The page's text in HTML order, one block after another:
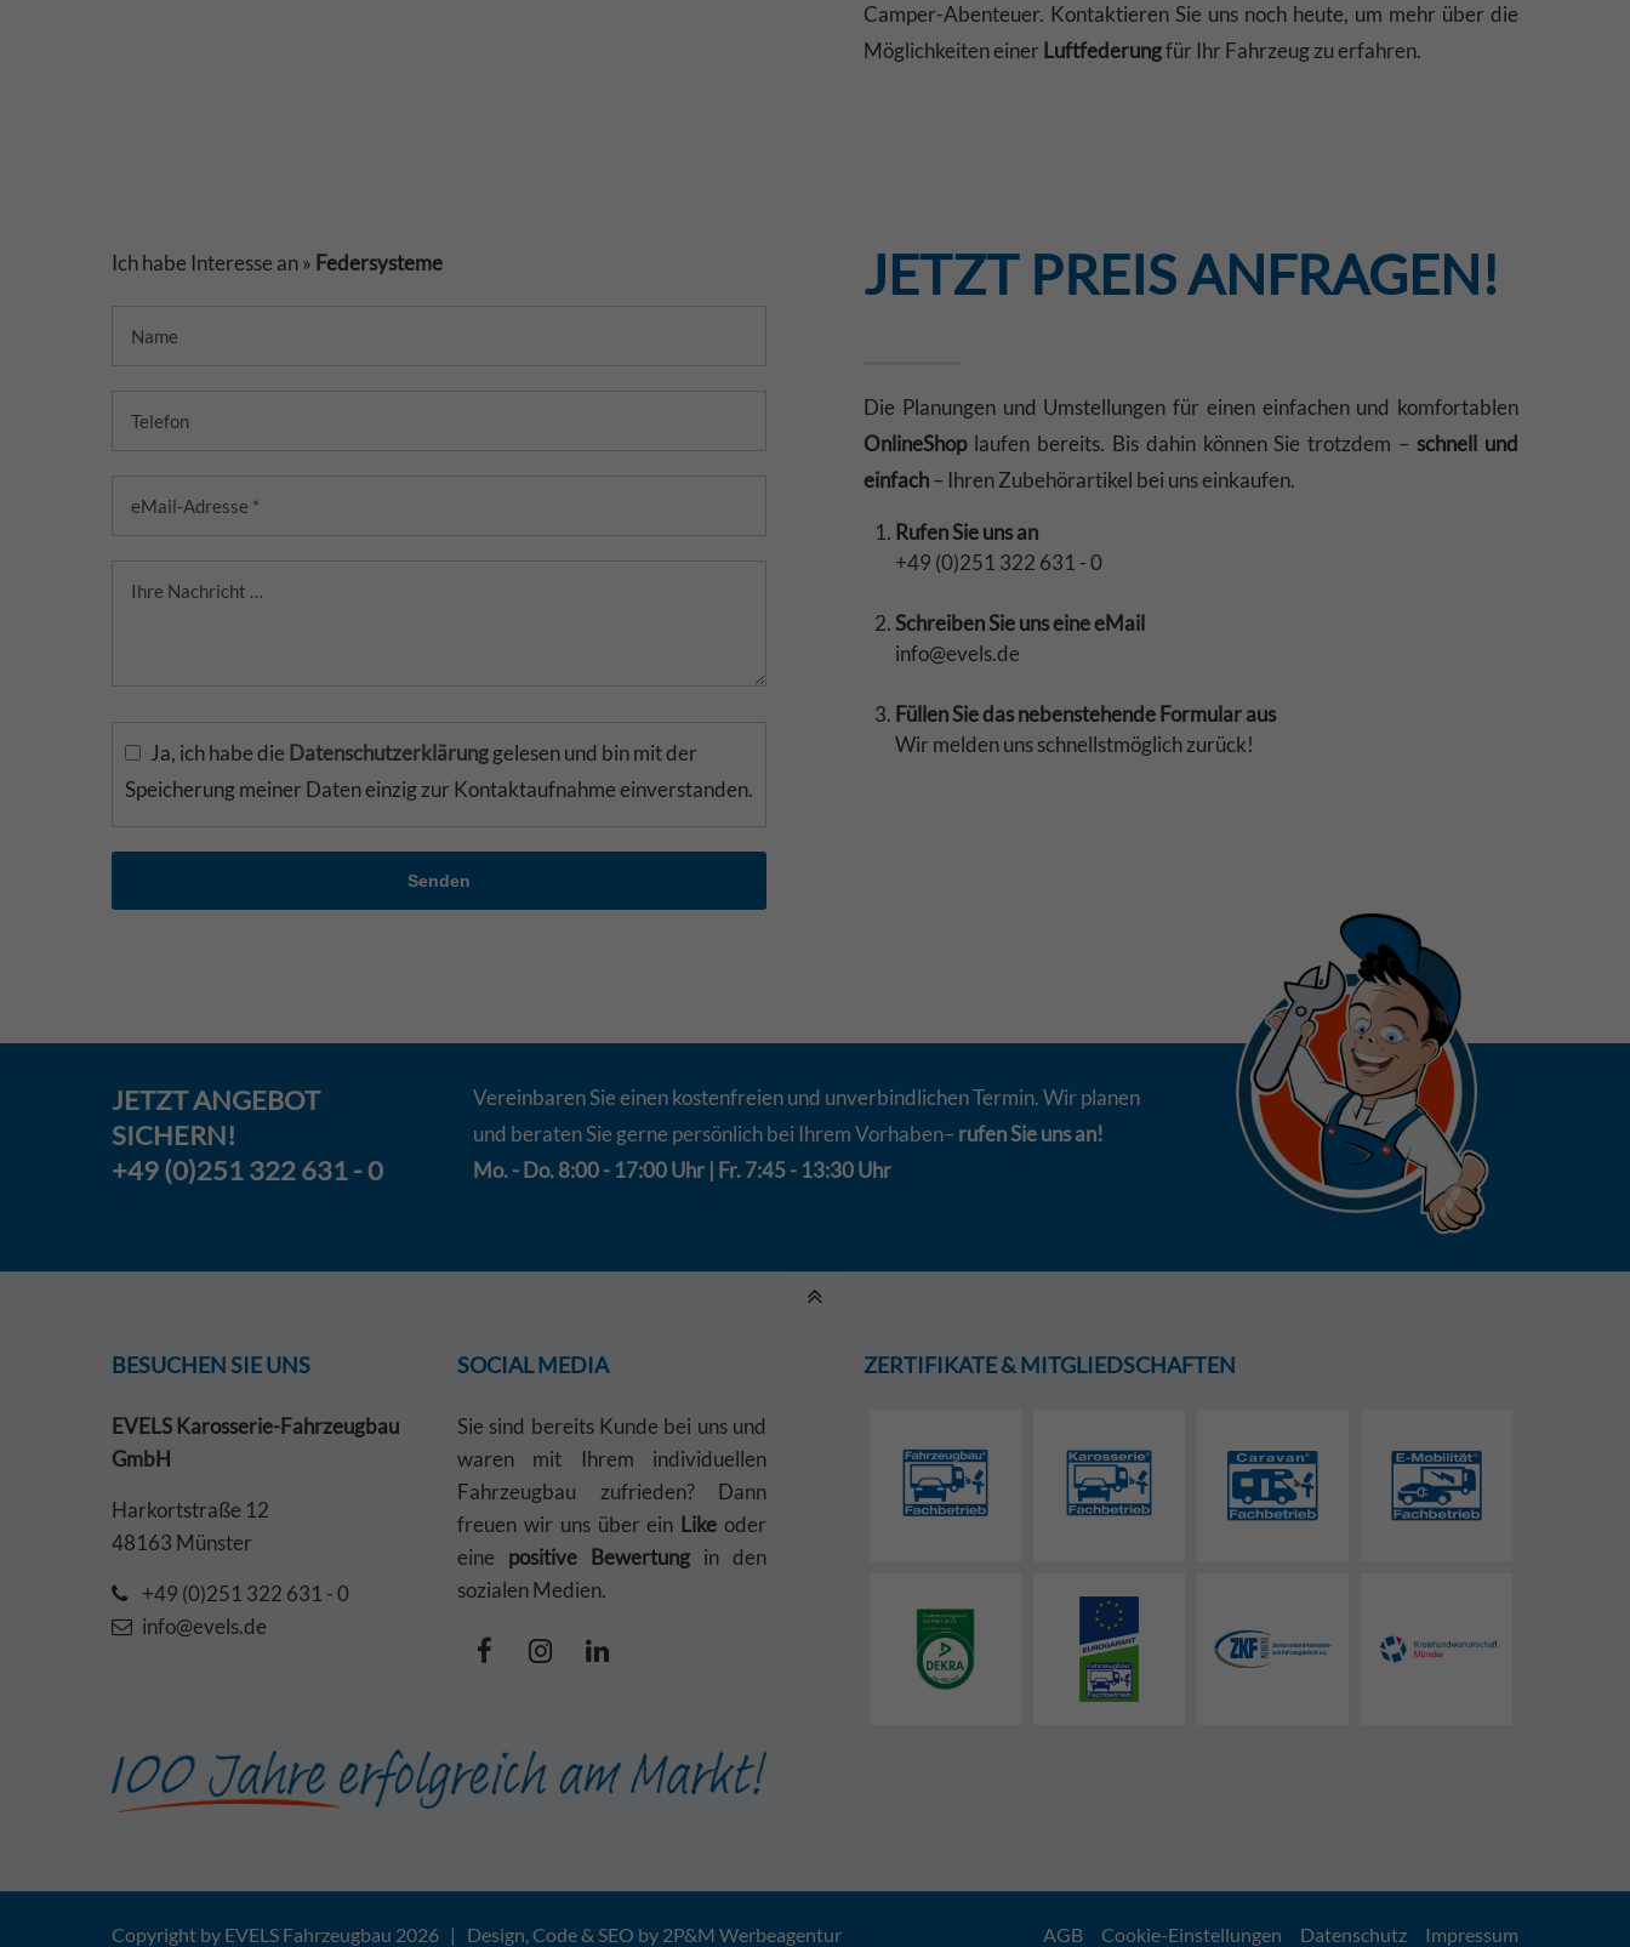
Camper-Abenteuer. Kontaktieren Sie uns noch heute, um mehr über die
Möglichkeiten einer Luftfederungfür Ihr Fahrzeug zu erfahren.
Ich habe Interesse an » Federsysteme
Ja, ich habe die Datenschutzerklärunggelesen und bin mit der
Speicherung meiner Daten einzig zur Kontaktaufnahme einverstanden.
Senden
JETZT PREIS ANFRAGEN!
Die Planungen und Umstellungen für einen einfachen und komfortablen
OnlineShoplaufen bereits. Bis dahin können Sie trotzdem –schnell und
einfach– Ihren Zubehörartikel bei uns einkaufen.
Rufen Sie uns an
+49 (0)251 322 631 - 0
Schreiben Sie uns eine eMail
info@evels.de
Füllen Sie das nebenstehende Formular aus
Wir melden uns schnellstmöglich zurück!
JETZTANGEBOT
SICHERN!
+49 (0)251 322 631 - 0
Vereinbaren Sie einen kostenfreien und unverbindlichen Termin. Wir planen
und beraten Sie gerne persönlich bei Ihrem Vorhaben– rufen Sie uns an!
Mo. - Do. 8:00 - 17:00 Uhr | Fr. 7:45 - 13:30 Uhr
BESUCHEN SIE UNS
EVELS Karosserie-Fahrzeugbau
GmbH
Harkortstraße 12
48163 Münster
+49 (0)251 322 631 - 0
info@evels.de
SOCIAL MEDIA
Sie sind bereits Kunde bei uns und
waren mit Ihrem individuellen
Fahrzeugbau zufrieden? Dann
freuen wir uns über ein Like oder
eine positive Bewertung in den
sozialen Medien.
ZERTIFIKATE & MITGLIEDSCHAFTEN
Copyright by EVELS Fahrzeugbau 2026 | Design, Code & SEO by 2P&M Werbeagentur AGB Cookie-Einstellungen Datenschutz Impressum